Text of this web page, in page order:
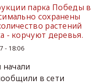
парка Победы в
сохранены
растений
- корчуют деревья.
- 18:06
в сети